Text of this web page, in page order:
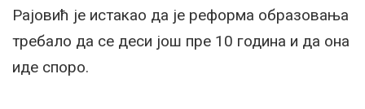
Рајовић је истакао да је реформа образовања
требало да се деси још пре 10 година и да она
иде споро.